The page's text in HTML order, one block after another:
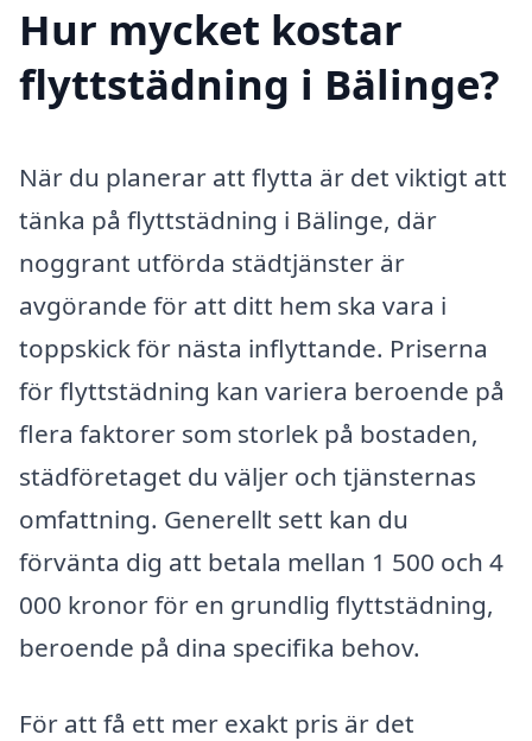
Hur mycket kostar
flyttstädning i Bälinge?
När du planerar att flytta är det viktigt att
tänka på flyttstädning i Bälinge, där
noggrant utförda städtjänster är
avgörande för att ditt hem ska vara i
toppskick för nästa inflyttande. Priserna
för flyttstädning kan variera beroende på
flera faktorer som storlek på bostaden,
städföretaget du väljer och tjänsternas
omfattning. Generellt sett kan du
förvänta dig att betala mellan 1 500 och 4
000 kronor för en grundlig flyttstädning,
beroende på dina specifika behov.
För att få ett mer exakt pris är det